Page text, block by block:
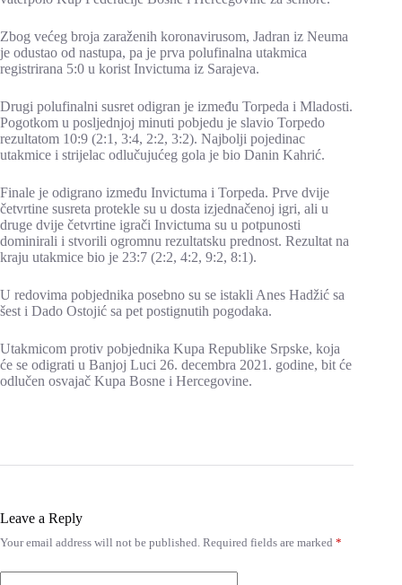
Zbog većeg broja zaraženih koronavirusom, Jadran iz Neuma
je odustao od nastupa, pa je prva polufinalna utakmica
registrirana 5:0 u korist Invictuma iz Sarajeva.
Drugi polufinalni susret odigran je između Torpeda i Mladosti.
Pogotkom u posljednjoj minuti pobjedu je slavio Torpedo
rezultatom 10:9 (2:1, 3:4, 2:2, 3:2). Najbolji pojedinac
utakmice i strijelac odlučujućeg gola je bio Danin Kahrić.
Finale je odigrano između Invictuma i Torpeda. Prve dvije
četvrtine susreta protekle su u dosta izjednačenoj igri, ali u
druge dvije četvrtine igrači Invictuma su u potpunosti
dominirali i stvorili ogromnu rezultatsku prednost. Rezultat na
kraju utakmice bio je 23:7 (2:2, 4:2, 9:2, 8:1).
U redovima pobjednika posebno su se istakli Anes Hadžić sa
šest i Dado Ostojić sa pet postignutih pogodaka.
Utakmicom protiv pobjednika Kupa Republike Srpske, koja
će se odigrati u Banjoj Luci 26. decembra 2021. godine, bit će
odlučen osvajač Kupa Bosne i Hercegovine.
Leave a Reply
Your email address will not be published. Required fields are marked *